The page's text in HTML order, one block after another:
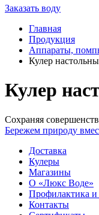
Заказать воду
Главная
Продукция
Аппараты,
Кулер
Кулер
Сохраняя
Бережем природу
Доставка
Кулеры
Магазины
О «Люкс Воде»
Профилактика и
Контакты